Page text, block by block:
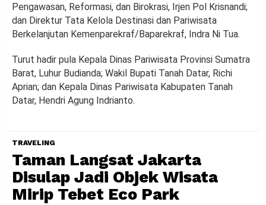
Pengawasan, Reformasi, dan Birokrasi, Irjen Pol Krisnandi;
dan Direktur Tata Kelola Destinasi dan Pariwisata
Berkelanjutan Kemenparekraf/Baparekraf, Indra Ni Tua.
Turut hadir pula Kepala Dinas Pariwisata Provinsi Sumatra
Barat, Luhur Budianda; Wakil Bupati Tanah Datar, Richi
Aprian; dan Kepala Dinas Pariwisata Kabupaten Tanah
Datar, Hendri Agung Indrianto.
TRAVELING
Taman Langsat Jakarta
Disulap Jadi Objek Wisata
Mirip Tebet Eco Park